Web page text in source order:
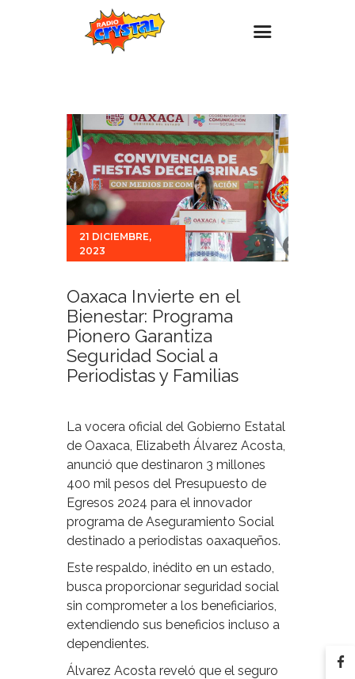
Estaciones
Eventos
Promociones
Noticias
Para ti
Contacto
21 DICIEMBRE,
2023
Oaxaca Invierte en el
Bienestar: Programa
Pionero Garantiza
Seguridad Social a
Periodistas y Familias
La vocera oficial del Gobierno Estatal
de Oaxaca, Elizabeth Álvarez Acosta,
anunció que destinaron 3 millones
400 mil pesos del Presupuesto de
Egresos 2024 para el innovador
programa de Aseguramiento Social
destinado a periodistas oaxaqueños.
Este respaldo, inédito en un estado,
busca proporcionar seguridad social
sin comprometer a los beneficiarios,
extendiendo sus beneficios incluso a
dependientes.
Álvarez Acosta reveló que el seguro